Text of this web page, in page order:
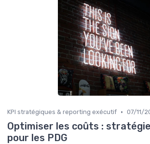
KPI stratégiques & reporting exécutif • 07/11/
Optimiser les coûts :
pour les PDG